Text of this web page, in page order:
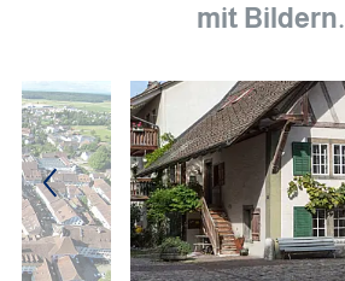
mit Bildern.